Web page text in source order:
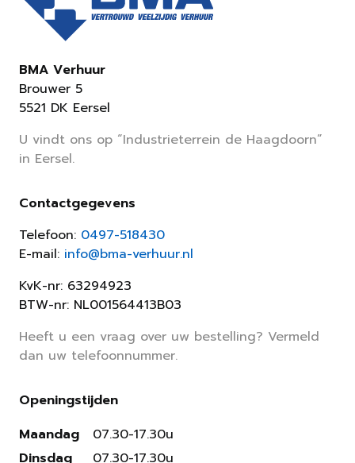
BMA Verhuur
Brouwer 5
5521 DK Eersel
U vindt ons op “Industrieterrein de Haagdoorn”
in Eersel.
Contactgegevens
Telefoon: 0497-518430
E-mail: info@bma-verhuur.nl
KvK-nr: 63294923
BTW-nr: NL001564413B03
Heeft u een vraag over uw bestelling? Vermeld
dan uw telefoonnummer.
Openingstijden
Maandag
Dinsdag
07.30-17.30u
07.30-17.30u